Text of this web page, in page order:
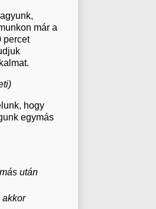
már a
percet
hogy
egymás
után
akkor